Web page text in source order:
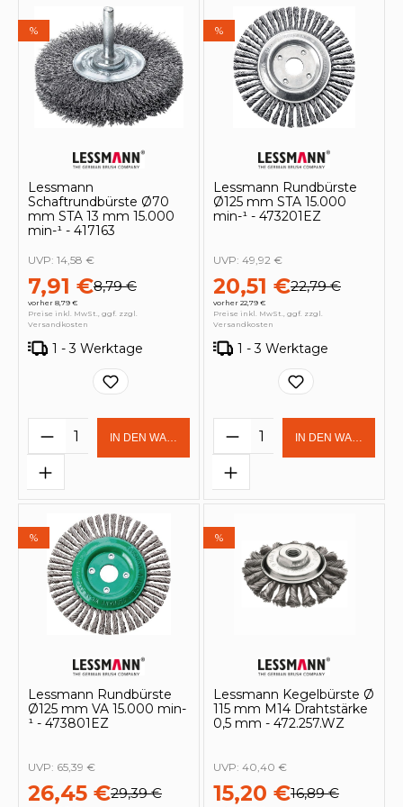
%
Lessmann
Schaftrundbürste Ø70
mm STA 13 mm 15.000
min-¹ - 417163
7,91 €8,79 €
vorher 8,79 €
UVP: 14,58 €
Preise inkl. MwSt., ggf. zzgl.
Versandkosten
1 - 3 Werktage
Produkt Anzahl: Gib den
IN DEN WARENKORB
%
Lessmann Rundbürste
Ø125 mm STA 15.000
min-¹ - 473201EZ
20,51 €22,79 €
vorher 22,79 €
UVP: 49,92 €
Preise inkl. MwSt., ggf. zzgl.
Versandkosten
1 - 3 Werktage
Produkt Anzahl:
IN DEN
%
Lessmann Rundbürste
Ø125 mm VA 15.000 min-
¹ - 473801EZ
26,45 €29,39 €
UVP: 65,39 €
%
Lessmann Kegelbürste Ø
115 mm M14 Drahtstärke
0,5 mm - 472.257.WZ
15,20 €16,89 €
UVP: 40,40 €